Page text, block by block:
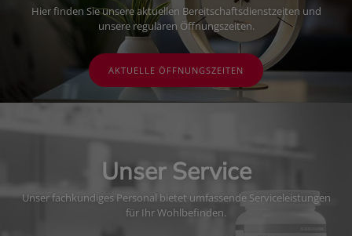
Hier finden Sie unsere aktuellen Bereitschaftsdienstzeiten und
unsere regulären Öffnungszeiten.
AKTUELLE ÖFFNUNGSZEITEN
Unser Service
Unser fachkundiges Personal bietet umfassende Serviceleistungen
für Ihr Wohlbefinden.